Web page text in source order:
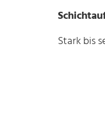
Stark bis